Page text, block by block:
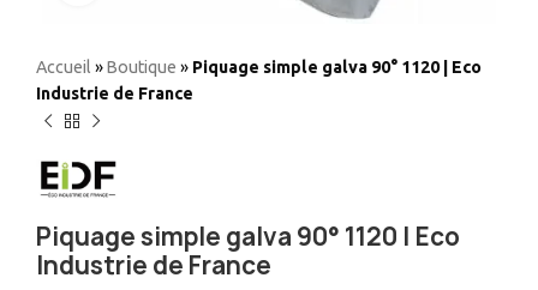
Accueil »Boutique » Piquage simple galva 90° 1120 | Eco
Industrie de France
Piquage simple galva 90° 1120 | Eco
Industrie de France